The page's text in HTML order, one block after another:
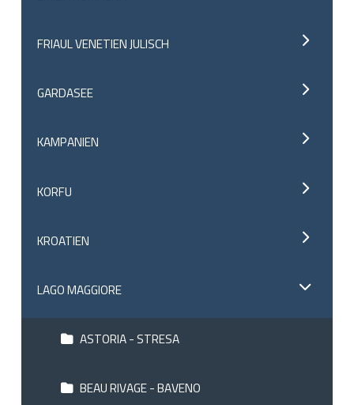
FRIAUL VENETIEN JULISCH
GARDASEE
KAMPANIEN
KORFU
KROATIEN
LAGO MAGGIORE
ASTORIA - STRESA
BEAU RIVAGE - BAVENO